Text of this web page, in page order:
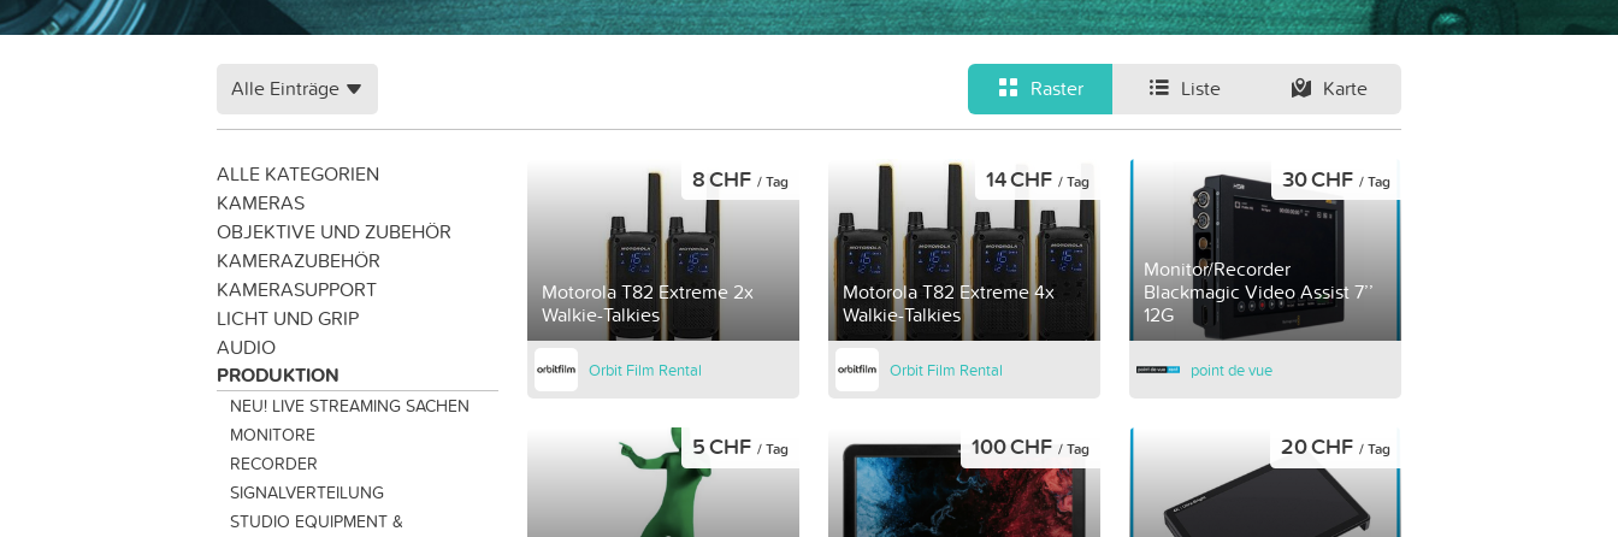
Raster Liste Karte
Alle Einträge
ALLE KATEGORIEN
KAMERAS
OBJEKTIVE UND ZUBEHÖR
KAMERAZUBEHÖR
KAMERASUPPORT
LICHT UND GRIP
AUDIO
PRODUKTION
NEU! LIVE STREAMING SACHEN
MONITORE
RECORDER
SIGNALVERTEILUNG
STUDIO EQUIPMENT &
Motorola T82 Extreme 2x
Walkie-Talkies
8 CHF / Tag
Orbit Film Rental
Motorola T82 Extreme 4x
Walkie-Talkies
14 CHF / Tag
Orbit Film Rental
Monitor/Recorder
Blackmagic Video Assist 7’’
12G
30 CHF / Tag
point de vue
5 CHF / Tag 100 CHF / Tag 20 CHF / Tag